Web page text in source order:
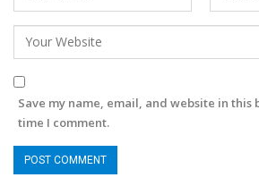
Save my name, email, and website in
time I comment.